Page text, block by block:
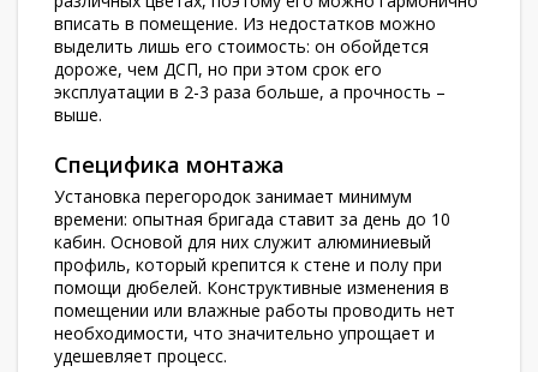
вписать в помещение. Из недостатков можно
выделить лишь его стоимость: он обойдется
дороже, чем ДСП, но при этом срок его
эксплуатации в 2-3 раза больше, а прочность –
выше.
Специфика монтажа
Установка перегородок занимает минимум
времени: опытная бригада ставит за день до 10
кабин. Основой для них служит алюминиевый
профиль, который крепится к стене и полу при
помощи дюбелей. Конструктивные изменения в
помещении или влажные работы проводить нет
необходимости, что значительно упрощает и
удешевляет процесс.